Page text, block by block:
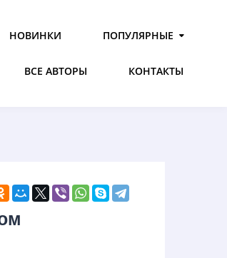
НОВИНКИ ПОПУЛЯРНЫЕ
ВСЕ АВТОРЫ КОНТАКТЫ